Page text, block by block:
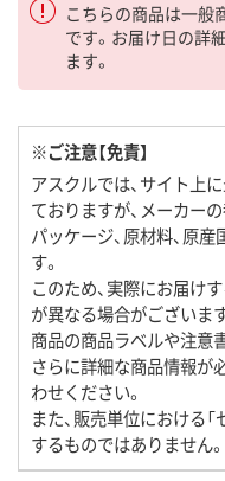
こちらの商品は一般
です。お届け日の詳
ます。
※ご注意【免責】
アスクルでは、サイト上
ておりますが、メーカーの
パッケージ、原材料、原
す。
このため、実際にお届け
が異なる場合がございま
商品の商品ラベルや注意
さらに詳細な商品情報が
わせください。
また、販売単位における
するものではありません